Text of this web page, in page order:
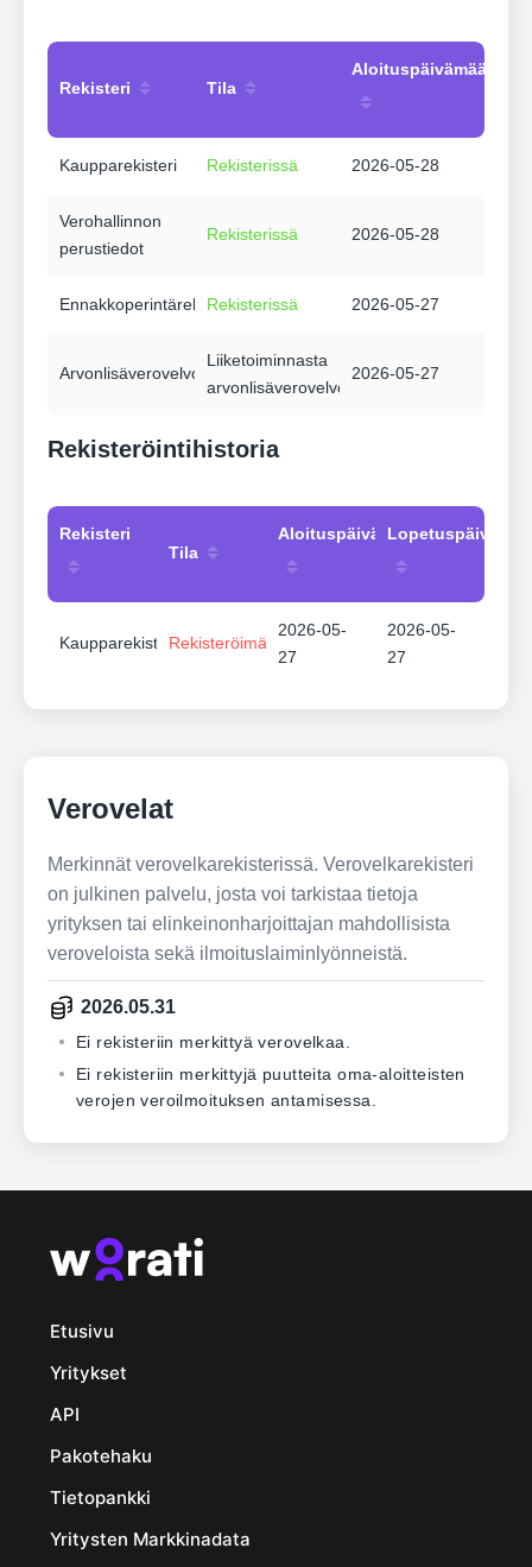
Rekisteri Tila
Aloituspäivämäärä
Kaupparekisteri Rekisterissä 2026-05-28
Verohallinnon
perustiedot
Rekisterissä 2026-05-28
EnnakkoperintärekisteriRekisterissä 2026-05-27
Arvonlisäverovelvollisuus
Liiketoiminnasta
arvonlisäverovelvollinen
2026-05-27
Rekisteröintihistoria
Rekisteri
Tila
Aloituspäivämäärä
KaupparekisteriRekisteröimätön
2026-05-
27
2026-05-
27
Verovelat
Merkinnät verovelkarekisterissä. Verovelkarekisteri
on julkinen palvelu, josta voi tarkistaa tietoja
yrityksen tai elinkeinonharjoittajan mahdollisista
veroveloista sekä ilmoituslaiminlyönneistä.
2026.05.31
Ei rekisteriin merkittyä verovelkaa.
Ei rekisteriin merkittyjä puutteita oma-aloitteisten
verojen veroilmoituksen antamisessa.
Etusivu
Yritykset
API
Pakotehaku
Tietopankki
Yritysten Markkinadata